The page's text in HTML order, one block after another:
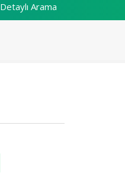
Detaylı Arama